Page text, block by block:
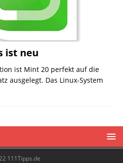
ist neu
ist Mint 20 perfekt auf die
ausgelegt. Das Linux-System
111Tipps.de